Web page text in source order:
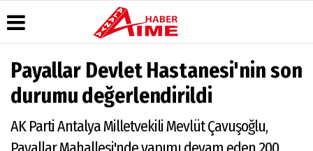
Haber
Arşivi
Hava
Durumu
Gazete
Manşetleri
Köşe
Yazarları
Video
Galeri
Moovit
Alanya-
Payallar Devlet Hastanesi'nin son
durumu değerlendirildi
AK Parti Antalya Milletvekili Mevlüt Çavuşoğlu,